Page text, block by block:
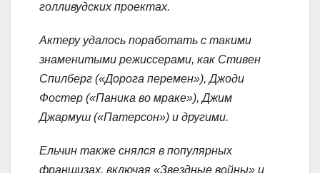
голливудских проектах.
Актеру удалось поработать с такими
знаменитыми режиссерами, как Стивен
Спилберг («Дорога перемен»), Джоди
Фостер («Паника во мраке»), Джим
Джармуш («Патерсон») и другими.
Ельчин также снялся в популярных
франшизах, включая «Звездные войны» и